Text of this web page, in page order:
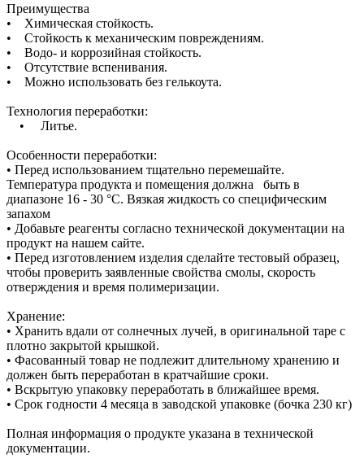
Преимущества
• Химическая стойкость.
• Стойкость к механическим повреждениям.
• Водо- и коррозийная стойкость.
• Отсутствие вспенивания.
• Можно использовать без гелькоута.
Технология переработки:
• Литье.
Особенности переработки:
• Перед использованием тщательно перемешайте.
Температура продукта и помещения должна быть в
диапазоне 16 - 30 °C. Вязкая жидкость со специфическим
запахом
• Добавьте реагенты согласно технической документации на
продукт на нашем сайте.
• Перед изготовлением изделия сделайте тестовый образец,
чтобы проверить заявленные свойства смолы, скорость
отверждения и время полимеризации.
Хранение:
• Хранить вдали от солнечных лучей, в оригинальной таре с
плотно закрытой крышкой.
• Фасованный товар не подлежит длительному хранению и
должен быть переработан в кратчайшие сроки.
• Вскрытую упаковку переработать в ближайшее время.
• Срок годности 4 месяца в заводской упаковке (бочка 230 кг)
Полная информация о продукте указана в технической
документации.